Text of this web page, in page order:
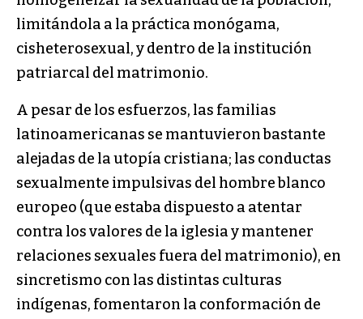
limitándola a la práctica monógama,
cisheterosexual, y dentro de la institución
patriarcal del matrimonio.
A pesar de los esfuerzos, las familias
latinoamericanas se mantuvieron bastante
alejadas de la utopía cristiana; las conductas
sexualmente impulsivas del hombre blanco
europeo (que estaba dispuesto a atentar
contra los valores de la iglesia y mantener
relaciones sexuales fuera del matrimonio), en
sincretismo con las distintas culturas
indígenas, fomentaron la conformación de